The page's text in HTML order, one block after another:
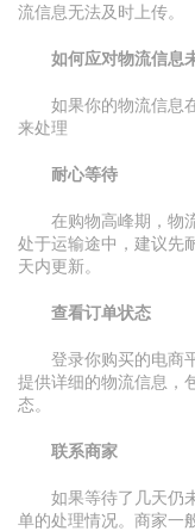
流信息无法及时上传。
如何应对物流信息
如果你的物流信息
来处理
耐心等待
在购物高峰期，物
处于运输途中，建议先
天内更新。
查看订单状态
登录你购买的电商
提供详细的物流信息，
态。
联系商家
如果等待了几天仍
单的处理情况。商家一